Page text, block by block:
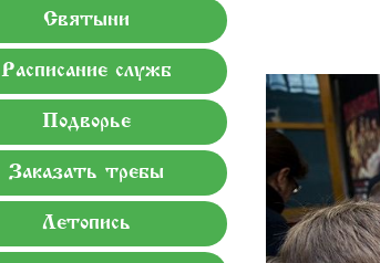
Святыни
Расписание служб
Подворье
Заказать требы
Летопись